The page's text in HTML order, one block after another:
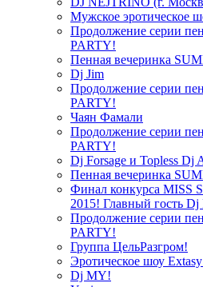
Мужское эротическое
Продолжение серии
PARTY!
Пенная вечеринка
Dj Jim
Продолжение серии
PARTY!
Чаян Фамали
Продолжение серии
PARTY!
Dj Forsage и Topless Dj
Пенная вечеринка
Финал конкурса MISS
2015! Главный гость Dj
Продолжение серии
PARTY!
Группа ЦельРазгром!
Эротическое шоу
Dj MY!